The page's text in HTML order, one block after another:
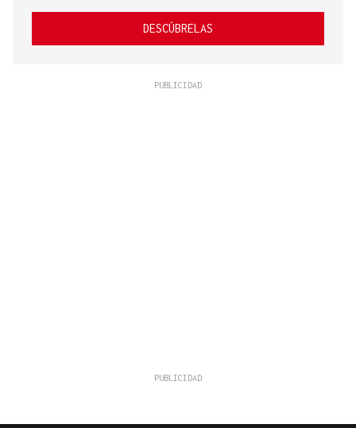
DESCÚBRELAS